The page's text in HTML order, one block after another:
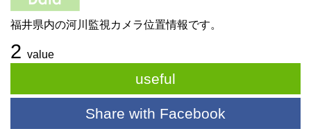
福井県内の河川監視カメラ位置情報です。
2 value
useful
Share with Facebook